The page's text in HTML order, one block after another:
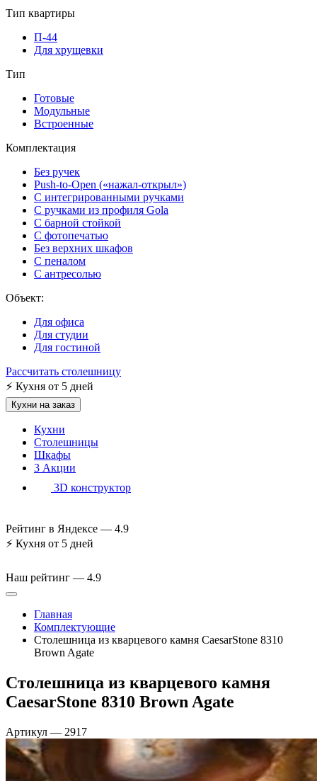
Тип квартиры
П-44
Для хрущевки
Тип
Готовые
Модульные
Встроенные
Комплектация
Без ручек
Push-to-Open («нажал-открыл»)
С интегрированными ручками
С ручками из профиля Gola
С барной стойкой
С фотопечатью
Без верхних шкафов
С пеналом
С антресолью
Объект:
Для офиса
Для студии
Для гостиной
Рассчитать столешницу
⚡ Кухня от 5 дней
Кухни на заказ
Кухни
Столешницы
Шкафы
3 Акции
3D конструктор
Рейтинг в Яндексе — 4.9
⚡ Кухня от 5 дней
Наш рейтинг — 4.9
Главная
Комплектующие
Столешница из кварцевого камня CaesarStone 8310
Brown Agate
Столешница из кварцевого камня
CaesarStone 8310 Brown Agate
Артикул — 2917